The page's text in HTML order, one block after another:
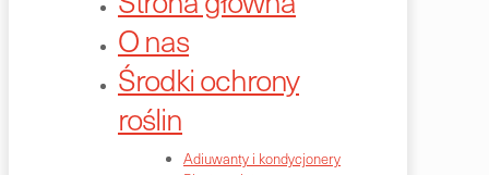
O nas
Środki ochrony
roślin
Adiuwanty i kondycjonery